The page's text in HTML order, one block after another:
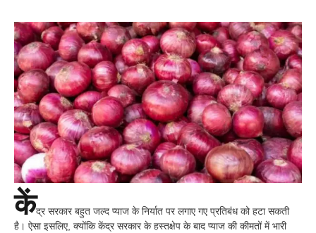
केंद्र सरकार बहुत जल्द प्याज के निर्यात पर लगाए गए प्रतिबंध को हटा सकती
है। ऐसा इसलिए, क्योंकि केंद्र सरकार के हस्तक्षेप के बाद प्याज की कीमतों में भारी